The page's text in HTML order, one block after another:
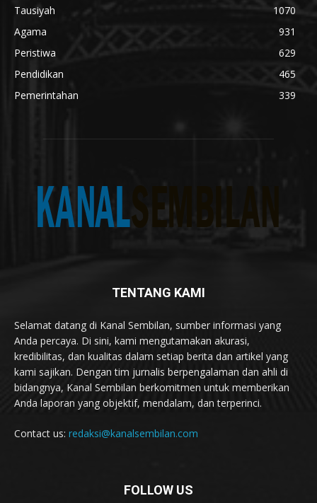
Tausiyah
1070
Agama
931
Peristiwa
629
Pendidikan
465
Pemerintahan
339
TENTANG KAMI
Selamat datang di Kanal Sembilan, sumber informasi yang
Anda percaya. Di sini, kami mengutamakan akurasi,
kredibilitas, dan kualitas dalam setiap berita dan artikel yang
kami sajikan. Dengan tim jurnalis berpengalaman dan ahli di
bidangnya, Kanal Sembilan berkomitmen untuk memberikan
Anda laporan yang objektif, mendalam, dan terperinci.
Contact us: redaksi@kanalsembilan.com
FOLLOW US